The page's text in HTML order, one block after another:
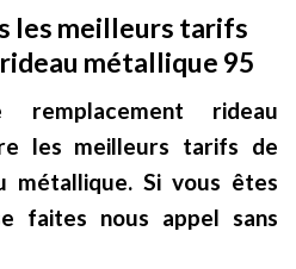
les meilleurs tarifs
métallique 95
rideau
les meilleurs tarifs de
métallique. Si vous êtes
faites nous appel sans